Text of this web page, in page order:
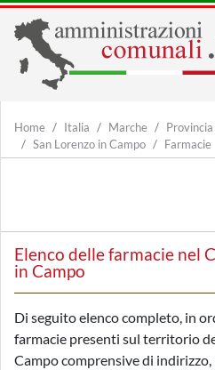
Home Italia Marche
San Lorenzo in Campo
Farmacie
Elenco delle farmacie nel
in Campo
Di seguito elenco completo, in
farmacie presenti sul territorio
Campo comprensive di